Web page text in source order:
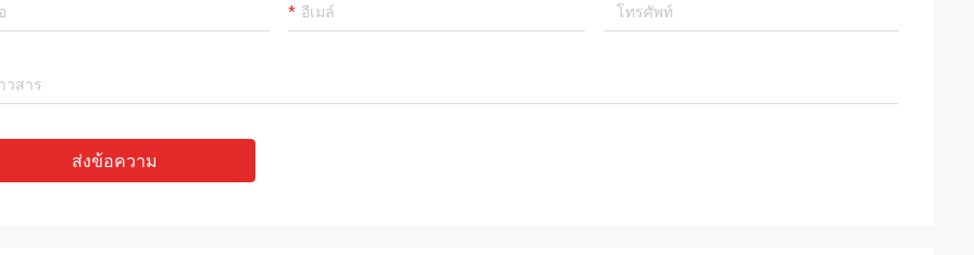
ส่งข้อความ